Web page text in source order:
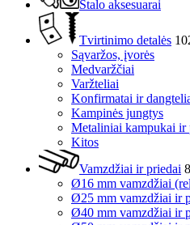
Stalo aksesuarai
Tvirtinimo detalės
Sąvaržos, įvorės
Medvaržčiai
Varžteliai
Konfirmatai ir
Kampinės jungtys
Metaliniai kampukai ir
Kitos
Vamzdžiai ir priedai
Ø16 mm vamzdžiai
Ø25 mm vamzdžiai ir
Ø40 mm vamzdžiai ir